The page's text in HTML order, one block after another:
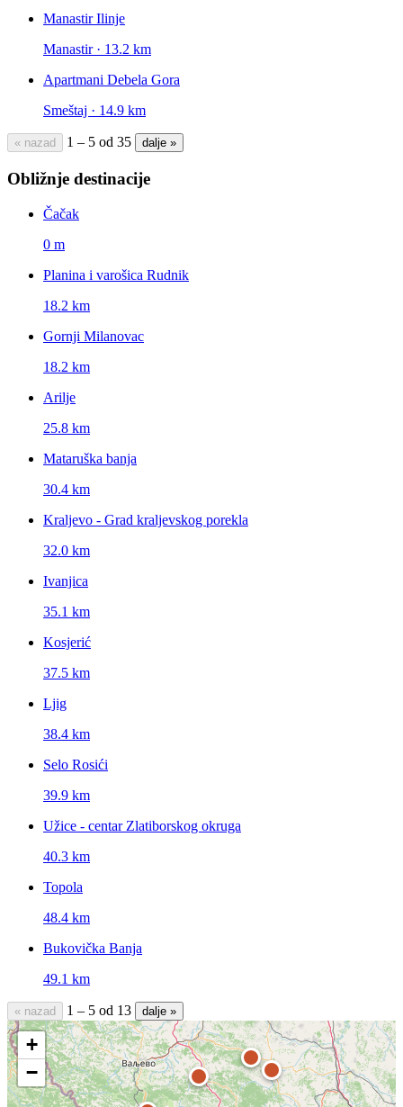
Manastir Ilinje
Manastir · 13.2 km
Apartmani Debela Gora
Smeštaj · 14.9 km
« nazad 1 – 5 od 35 dalje »
Obližnje destinacije
Čačak
0 m
Planina i varošica Rudnik
18.2 km
Gornji Milanovac
18.2 km
Arilje
25.8 km
Mataruška banja
30.4 km
Kraljevo - Grad kraljevskog porekla
32.0 km
Ivanjica
35.1 km
Kosjerić
37.5 km
Ljig
38.4 km
Selo Rosići
39.9 km
Užice - centar Zlatiborskog okruga
40.3 km
Topola
48.4 km
Bukovička Banja
49.1 km
« nazad 1 – 5 od 13 dalje »
+
−